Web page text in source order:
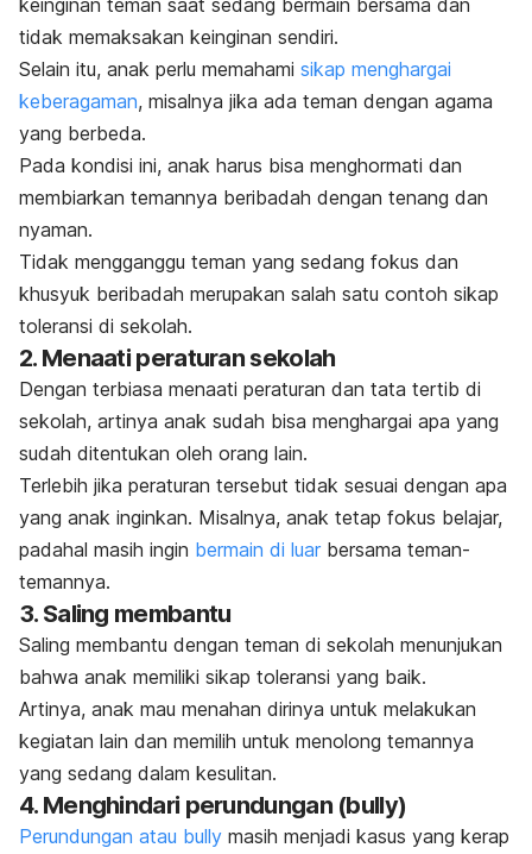
tidak memaksakan keinginan sendiri.
Selain itu, anak perlu memahami sikap menghargai
keberagaman, misalnya jika ada teman dengan agama
yang berbeda.
Pada kondisi ini, anak harus bisa menghormati dan
membiarkan temannya beribadah dengan tenang dan
nyaman.
Tidak mengganggu teman yang sedang fokus dan
khusyuk beribadah merupakan salah satu contoh sikap
toleransi di sekolah.
2. Menaati peraturan sekolah
Dengan terbiasa menaati peraturan dan tata tertib di
sekolah, artinya anak sudah bisa menghargai apa yang
sudah ditentukan oleh orang lain.
Terlebih jika peraturan tersebut tidak sesuai dengan apa
yang anak inginkan. Misalnya, anak tetap fokus belajar,
padahal masih ingin bermain di luar bersama teman-
temannya.
3. Saling membantu
Saling membantu dengan teman di sekolah menunjukan
bahwa anak memiliki sikap toleransi yang baik.
Artinya, anak mau menahan dirinya untuk melakukan
kegiatan lain dan memilih untuk menolong temannya
yang sedang dalam kesulitan.
4. Menghindari perundungan (bully)
Perundungan atau bully masih menjadi kasus yang kerap